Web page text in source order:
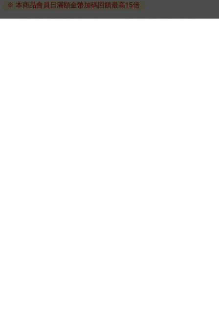
健三望著老舊匾額，恍如看著一盞照亮幼時記憶的探照燈，想著
因版權保護，您在金石堂所購買的電子書僅能以金石堂專屬
的閱讀軟體開啟閱讀，無法以其他閱讀器或直接下載檔案。
※ 本商品會員日滿額金幣加碼回饋最高15倍